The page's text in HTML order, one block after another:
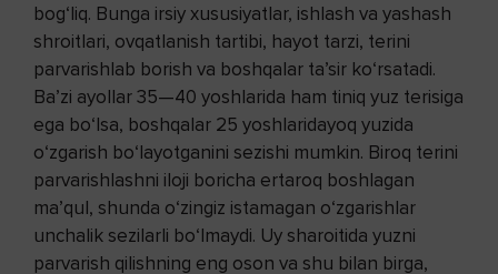
bog‘liq. Bunga irsiy xususiyatlar, ishlash va yashash
shroitlari, ovqatlanish tartibi, hayot tarzi, terini
parvarishlab borish va boshqalar ta’sir ko‘rsatadi.
Ba’zi ayollar 35—40 yoshlarida ham tiniq yuz terisiga
ega bo‘lsa, boshqalar 25 yoshlaridayoq yuzida
o‘zgarish bo‘layotganini sezishi mumkin. Biroq terini
parvarishlashni iloji boricha ertaroq boshlagan
ma’qul, shunda o‘zingiz istamagan o‘zgarishlar
unchalik sezilarli bo‘lmaydi. Uy sharoitida yuzni
parvarish qilishning eng oson va shu bilan birga,